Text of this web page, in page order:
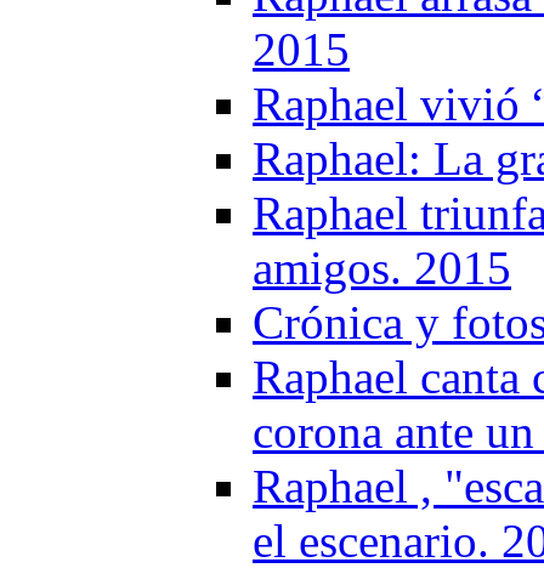
2015
Raphael vivió
Raphael: La
Raphael
amigos. 2015
Crónica y
Raphael
corona ante
Raphael ,
el escenario.